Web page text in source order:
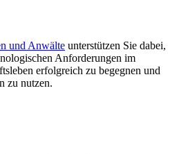
und Anwälte unterstützen Sie dabei,
Anforderungen im
erfolgreich zu begegnen und
zu nutzen.